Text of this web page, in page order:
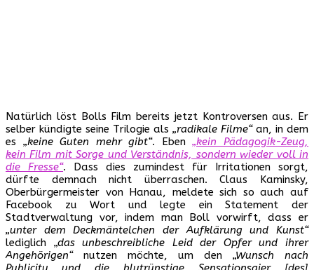
Natürlich löst Bolls Film bereits jetzt Kontroversen aus. Er
selber kündigte seine Trilogie als „radikale Filme“an, in dem
es „keine Guten mehr gibt“. Eben„kein Pädagogik-Zeug,
kein Film mit Sorge und Verständnis, sondern wieder voll in
die Fresse“. Dass dies zumindest für Irritationen sorgt,
dürfte demnach nicht überraschen. Claus Kaminsky,
Oberbürgermeister von Hanau, meldete sich so auch auf
Facebook zu Wort und legte ein Statement der
Stadtverwaltung vor, indem man Boll vorwirft, dass er
„unter dem Deckmäntelchen der Aufklärung und Kunst“
lediglich „das unbeschreibliche Leid der Opfer und ihrer
Angehörigen“nutzen möchte, um den „Wunsch nach